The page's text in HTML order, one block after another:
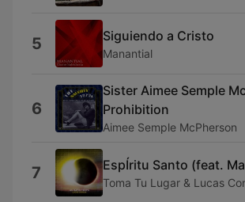
5 Siguiendo a Cristo
Manantial
6
Sister Aimee Semple
Prohibition
Aimee Semple McPherson
7 EspÍritu Santo (feat.
Toma Tu Lugar & Lucas